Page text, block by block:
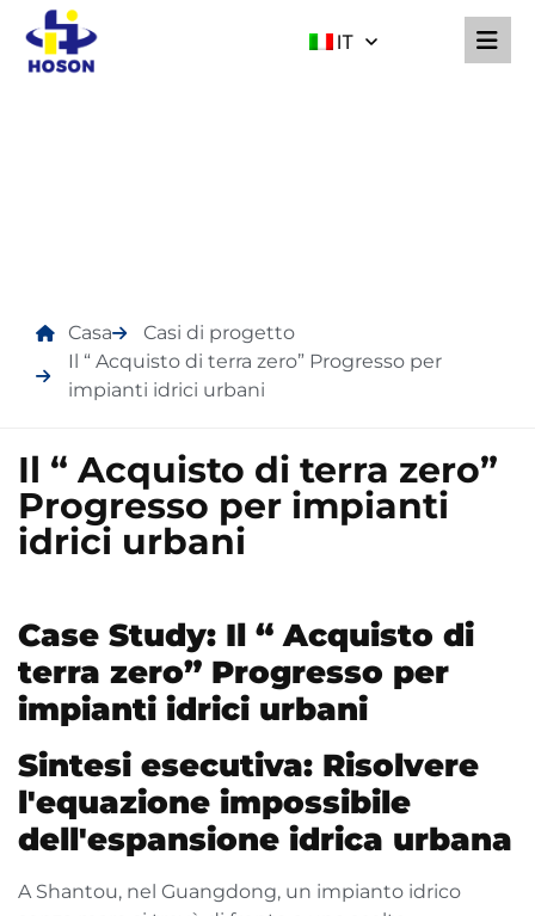
IT
Casa
Casi di progetto
Il “ Acquisto di terra zero” Progresso per
impianti idrici urbani
Il “ Acquisto di terra zero”
Progresso per impianti
idrici urbani
Case Study: Il “ Acquisto di
terra zero” Progresso per
impianti idrici urbani
Sintesi esecutiva: Risolvere
l'equazione impossibile
dell'espansione idrica urbana
A Shantou, nel Guangdong, un impianto idrico